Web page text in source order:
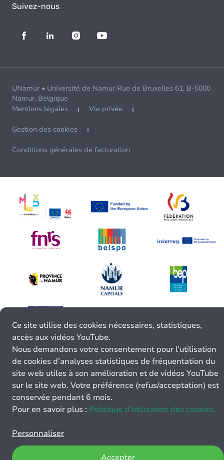
Suivez-nous
UNamur • Université de Namur Rue de Bruxelles 61, B-5000
Namur, Belgique
Mentions légales
Vie privée
Gestion des cookies
Conditions générales de facturation
Ce site utilise des cookies nécessaires, statistiques,
accès aux vidéos YouTube.
Nous demandons votre consentement pour l’utilisation
de cookies d’analyses statistiques de fréquentation du
site web utiles à son amélioration et de vidéos YouTube
sur le site web. Votre préférence (refus/acceptation) est
conservée pendant 6 mois.
Pour en savoir plus : Politique d’utilisation des cookies.
Personnaliser
Accepter